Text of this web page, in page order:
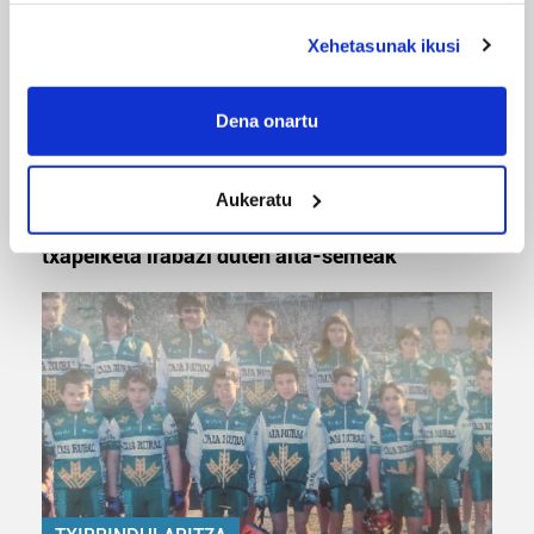
If you allow, we would also like to:
Collect information about your geographical
meters
Identify your device by actively scanning it for
specific characteristics (fingerprinting)
Find out more about how your personal data is processed
and set your preferences in thedetails section.
Guk eta gure bazkideek zure datu pertsonalak
prozesatzen ditugu, zure IP zenbakia, besteak beste,
teknologia erabiliz, cookieak adibidez, iragarki eta eduki
pertsonalizatuak eskaintzeko, iragarkiak eta edukia
neurtzeko, jendeari buruzko informazioa biltzeko eta
produktuak garatzeko. Zure datuak nork eta zertarako
erabiltzen dituen hauta dezakezu.
Xehetasunak ikusi
Dena onartu
Aukeratu
Euxebio eta Ekaitz Zabala: Zumarragako mus
txapelketa irabazi duten aita-semeak